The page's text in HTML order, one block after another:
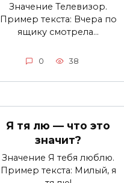
Значение Телевизор.
Пример текста: Вчера по
ящику смотрела…
0 38
Я тя лю — что это
значит?
Значение Я тебя люблю.
Пример текста: Милый, я